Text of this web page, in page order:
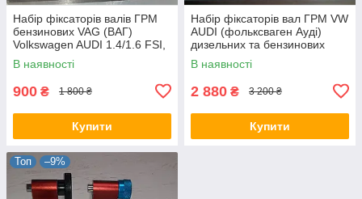
Набір фіксаторів валів ГРМ
бензинових VAG (ВАГ)
Volkswagen AUDI 1.4/1.6 FSI,
TSI і TFSI S-XTVW SATRA
В наявності
900 ₴ 1 800 ₴
Купити
Набір фіксаторів вал ГРМ VW
AUDI (фольксваген Ауді)
дизельних та бензинових
двигунів 30 об'єктів (ФР-2016)
В наявності
2 880 ₴ 3 200 ₴
Купити
Топ –9%